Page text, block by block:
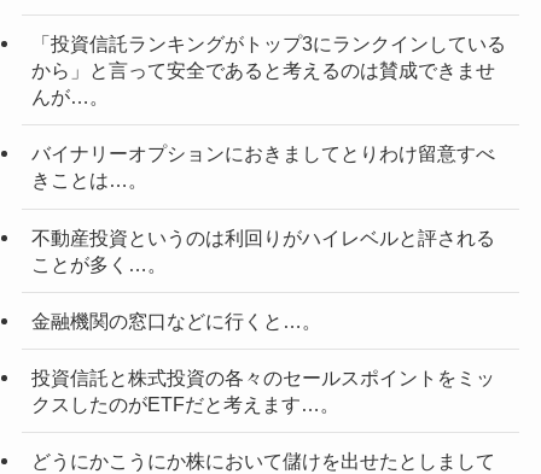
「投資信託ランキングがトップ3にランクインしている
から」と言って安全であると考えるのは賛成できませ
んが…。
バイナリーオプションにおきましてとりわけ留意すべ
きことは…。
不動産投資というのは利回りがハイレベルと評される
ことが多く…。
金融機関の窓口などに行くと…。
投資信託と株式投資の各々のセールスポイントをミッ
クスしたのがETFだと考えます…。
どうにかこうにか株において儲けを出せたとしまして